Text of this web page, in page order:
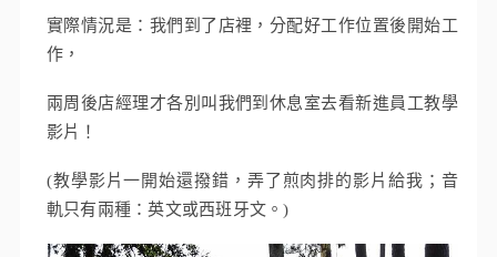
實際情況是：我們到了店裡，分配好工作位置後開始工
作，
兩周後店經理才各別叫我們到休息室去看新進員工教學
影片！
(教學影片一開始還撥錯，弄了煎肉排的影片給我；音
軌只有兩種：英文或西班牙文。)